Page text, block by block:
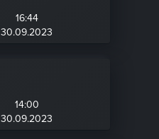
16:44
30.09.2023
14:00
30.09.2023